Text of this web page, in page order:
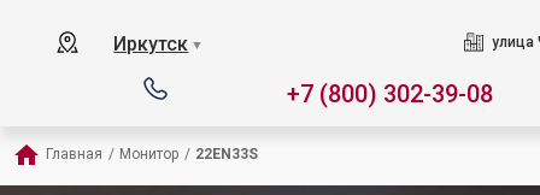
Иркутск ▼ улица
+7 (800) 302-39-08
Главная / Монитор / 22EN33S